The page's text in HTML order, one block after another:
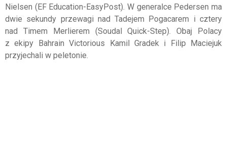
Nielsen (EF Education-EasyPost). W generalce Pedersen ma
dwie sekundy przewagi nad Tadejem Pogacarem i cztery
nad Timem Merlierem (Soudal Quick-Step). Obaj Polacy
z ekipy Bahrain Victorious Kamil Gradek i Filip Maciejuk
przyjechali w peletonie.